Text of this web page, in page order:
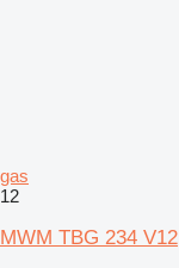
gas
12
MWM TBG 234 V12